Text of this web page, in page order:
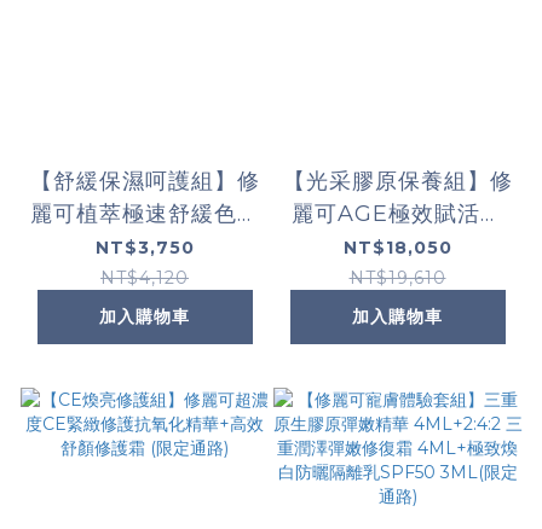
【舒緩保濕呵護組】修
麗可植萃極速舒緩色修
精華+極致煥白防曬隔
離乳SPF50 PA++++
(限定通路)
NT$3,750
NT$4,120
加入購物車
【光采膠原保養組】修
麗可AGE極效賦活緊
緻精華+超濃度CE緊
緻修護抗氧化精華
+2:4:2三重潤澤彈嫩修
護霜(限定通路)+極致
SPF50 PA++++(限定
通路)
NT$18,050
NT$19,610
加入購物車